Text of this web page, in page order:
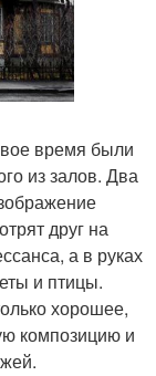
время были
из залов. Два
друг на
а в руках
и птицы.
хорошее,
композицию и